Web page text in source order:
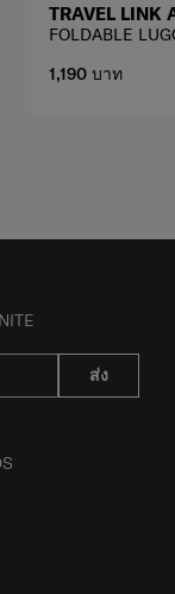
TRAVEL LINK
FOLDABLE
1,190 บาท
ส่ง